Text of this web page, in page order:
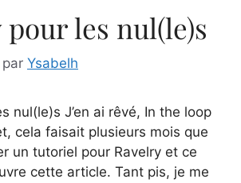
pour les nul(le)s
par Ysabelh
nul(le)s J’en ai rêvé, In the loop
cela faisait plusieurs mois que
un tutoriel pour Ravelry et ce
cette article. Tant pis, je me